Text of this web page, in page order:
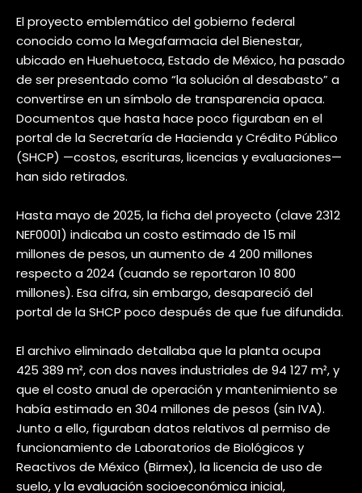
El proyecto emblemático del gobierno federal
conocido como la Megafarmacia del Bienestar,
ubicado en Huehuetoca, Estado de México, ha pasado
de ser presentado como “la solución al desabasto” a
convertirse en un símbolo de transparencia opaca.
Documentos que hasta hace poco figuraban en el
portal de la Secretaría de Hacienda y Crédito Público
(SHCP) —costos, escrituras, licencias y evaluaciones—
han sido retirados.
Hasta mayo de 2025, la ficha del proyecto (clave 2312
NEF0001) indicaba un costo estimado de 15 mil
millones de pesos, un aumento de 4 200 millones
respecto a 2024 (cuando se reportaron 10 800
millones). Esa cifra, sin embargo, desapareció del
portal de la SHCP poco después de que fue difundida.
El archivo eliminado detallaba que la planta ocupa
425 389 m², con dos naves industriales de 94 127 m², y
que el costo anual de operación y mantenimiento se
había estimado en 304 millones de pesos (sin IVA).
Junto a ello, figuraban datos relativos al permiso de
funcionamiento de Laboratorios de Biológicos y
Reactivos de México (Birmex), la licencia de uso de
suelo, y la evaluación socioeconómica inicial,